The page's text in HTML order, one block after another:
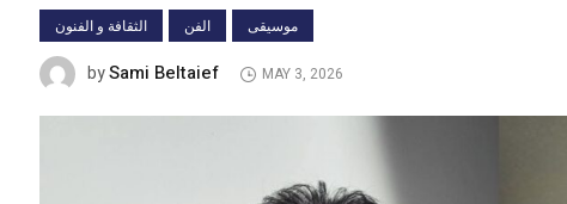
الثقافة و الفنون الفن موسيقى
bySami Beltaief MAY 3, 2026